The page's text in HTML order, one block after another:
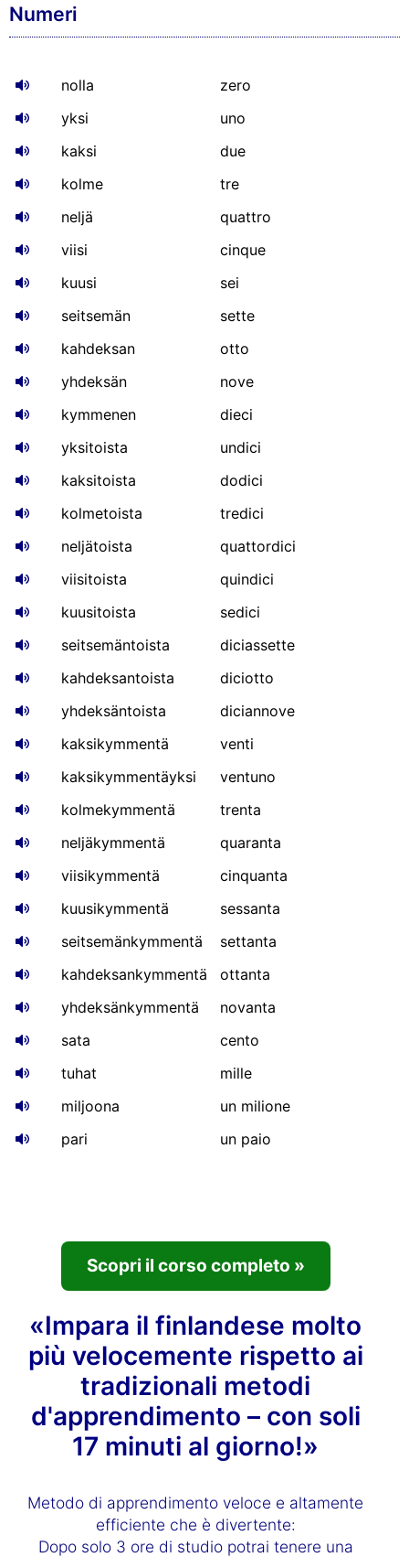
Numeri
nolla
zero
yksi
uno
kaksi
due
kolme
tre
neljä
quattro
viisi
cinque
kuusi
sei
seitsemän
sette
kahdeksan
otto
yhdeksän
nove
kymmenen
dieci
yksitoista
undici
kaksitoista
dodici
kolmetoista
tredici
neljätoista
quattordici
viisitoista
quindici
kuusitoista
sedici
seitsemäntoista
diciassette
kahdeksantoista
diciotto
yhdeksäntoista
diciannove
kaksikymmentä
venti
kaksikymmentäyksi
ventuno
kolmekymmentä
trenta
neljäkymmentä
quaranta
viisikymmentä
cinquanta
kuusikymmentä
sessanta
seitsemänkymmentä
settanta
kahdeksankymmentä
ottanta
yhdeksänkymmentä
novanta
sata
cento
tuhat
mille
miljoona
un milione
pari
un paio
Scopri il corso completo »
«Impara il finlandese molto
più velocemente rispetto ai
tradizionali metodi
d'apprendimento – con soli
17 minuti al giorno!»
Metodo di apprendimento veloce e altamente
efficiente che è divertente:
Dopo solo 3 ore di studio potrai tenere una